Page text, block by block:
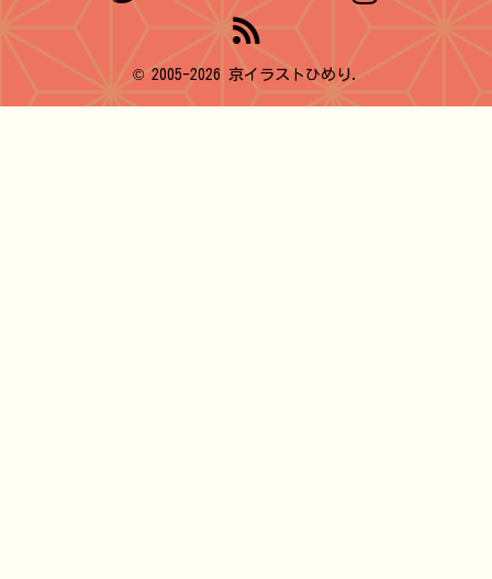
© 2005-2026 京イラストひめり.